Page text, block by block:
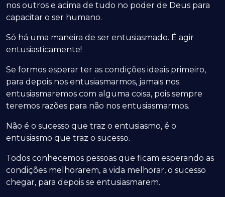
nos outros e acima de tudo no poder de Deus para
capacitar o ser humano.
Só há uma maneira de ser entusiasmado. É agir
entusiasticamente!
Se formos esperar ter as condições ideais primeiro,
para depois nos entusiasmarmos, jamais nos
entusiasmaremos com alguma coisa, pois sempre
teremos razões para não nos entusiasmarmos.
Não é o sucesso que traz o entusiasmo, é o
entusiasmo que traz o sucesso.
Todos conhecemos pessoas que ficam esperando as
condições melhorarem, a vida melhorar, o sucesso
chegar, para depois se entusiasmarem.